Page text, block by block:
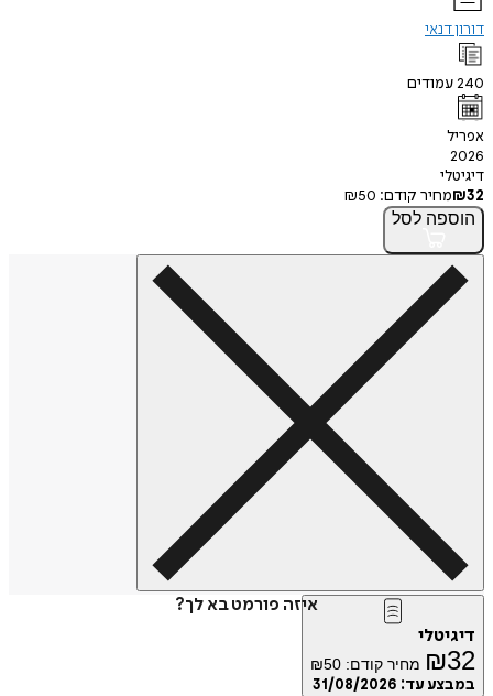
קודם:
₪50
לסל
איזה פורמט בא לך?
₪ מחיר קודם: ₪50
עד:31/08/2026